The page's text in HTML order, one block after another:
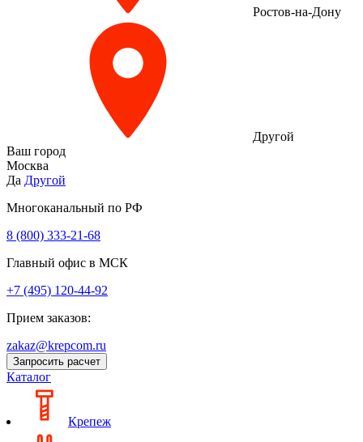
Ростов-на-Дону
Другой
Ваш город
Москва
Да Другой
Многоканальный по РФ
8 (800) 333‑21-68
Главный офис в МСК
+7 (495) 120-44-92
Прием заказов:
zakaz@krepcom.ru
Запросить расчет
Каталог
Крепеж